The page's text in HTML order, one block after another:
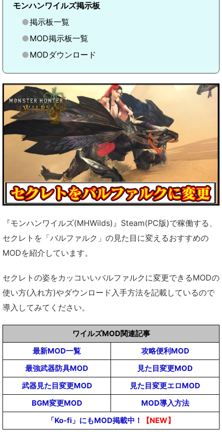
モンハンワイルズ掲示板
掲示板一覧
MOD掲示板一覧
MODダウンロード
『モンハンワイルズ(MHWilds)』Steam(PC版)で稼働する、
セクレトを「バルファルク」の見た目に変えるおすすめの
MODを紹介しています。
セクレトの姿をカッコいいバルファルクに変更できるMODの
使い方(入れ方)やダウンロード入手方法を記載しているので
導入してみてください。
ワイルズMOD関連記事
最新MOD一覧
攻略便利MOD
最強武器防具MOD
見た目変更MOD
武器見た目変更MOD
見た目変更エロMOD
BGM変更MOD
MOD導入方法
「Ko-fi」にもMOD掲載中！
【NEW】